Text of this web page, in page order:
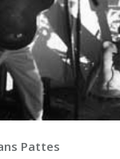
Pattes